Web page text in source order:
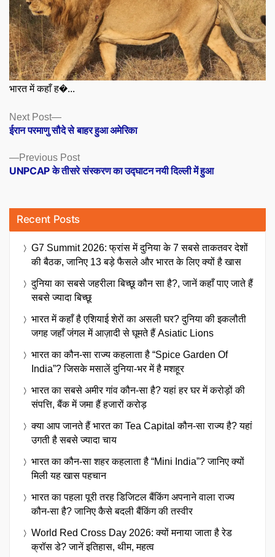
भारत में कहाँ ह�...
Posts
navigation
Previous PostPrevious
post:
UNPCAP के तीसरे संस्करण का उद्घाटन नयी दिल्ली में हुआ
Next Post
Next
post:
ईरान परमाणु सौदे से बाहर हुआ अमेरिका
Recent Posts
G7 Summit 2026: फ्रांस में दुनिया के 7 सबसे ताकतवर देशों
की बैठक, जानिए 13 बड़े फैसले और भारत के लिए क्यों है खास
दुनिया का सबसे जहरीला बिच्छू कौन सा है?, जानें कहाँ पाए जाते हैं
सबसे ज्यादा बिच्छू
भारत में कहाँ है एशियाई शेरों का असली घर? दुनिया की इकलौती
जगह जहाँ जंगल में आज़ादी से घूमते हैं Asiatic Lions
भारत का कौन-सा राज्य कहलाता है “Spice Garden Of
India”? जिसके मसालें दुनिया-भर में है मशहूर
भारत का सबसे अमीर गांव कौन-सा है? यहां हर घर में करोड़ों की
संपत्ति, बैंक में जमा हैं हजारों करोड़
क्या आप जानते हैं भारत का Tea Capital कौन-सा राज्य है? यहां
उगती है सबसे ज्यादा चाय
भारत का कौन-सा शहर कहलाता है “Mini India”? जानिए क्यों
मिली यह खास पहचान
भारत का पहला पूरी तरह डिजिटल बैंकिंग अपनाने वाला राज्य
कौन-सा है? जानिए कैसे बदली बैंकिंग की तस्वीर
World Red Cross Day 2026: क्यों मनाया जाता है रेड
क्रॉस डे? जानें इतिहास, थीम, महत्व